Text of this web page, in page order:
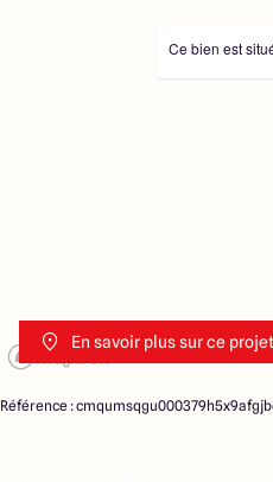
En savoir plus sur ce
Ce bien est
Référence :